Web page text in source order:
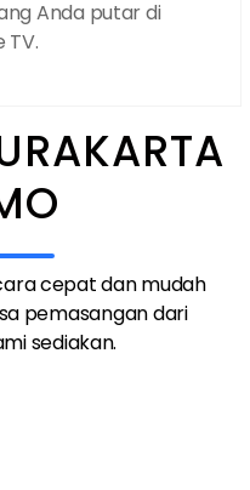
Anda putar di
TV.
cepat dan mudah
pemasangan dari
sediakan.